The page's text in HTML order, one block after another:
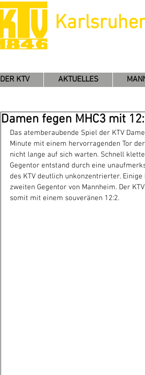
DER KTV AKTUELLES
Damen fegen MHC3 mit
Das atemberaubende Spiel der KTV
Minute mit einem hervorragenden Tor
nicht lange auf sich warten. Schnell
Gegentor entstand durch eine
des KTV deutlich unkonzentrierter.
zweiten Gegentor von Mannheim. Der
somit mit einem souveränen 12:2.